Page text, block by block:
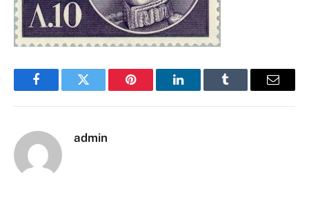
FacebookTwitter Pinterest LinkedInTumblr Email
admin